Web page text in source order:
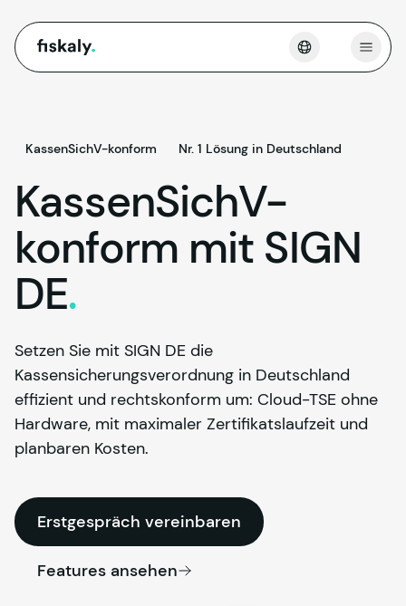
fiskaly. Menü
KassenSichV-konform Nr. 1 Lösung in Deutschland
KassenSichV-
konform mit SIGN
DE.
Setzen Sie mit SIGN DE die
Kassensicherungsverordnung in Deutschland
effizient und rechtskonform um: Cloud-TSE ohne
Hardware, mit maximaler Zertifikatslaufzeit und
planbaren Kosten.
Erstgespräch vereinbaren
Features ansehen